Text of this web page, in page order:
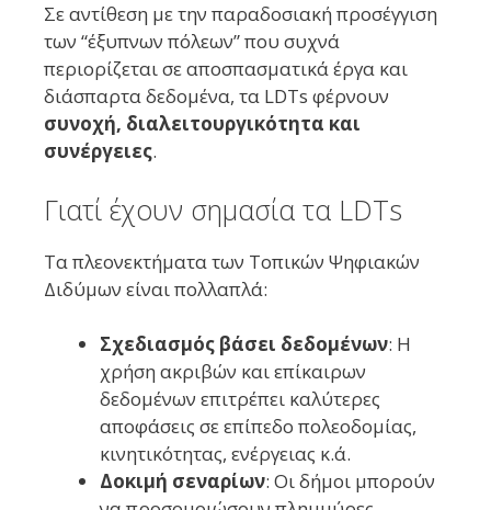
Σε αντίθεση με την παραδοσιακή προσέγγιση
των “έξυπνων πόλεων” που συχνά
περιορίζεται σε αποσπασματικά έργα και
διάσπαρτα δεδομένα, τα LDTs φέρνουν
συνοχή, διαλειτουργικότητα και
συνέργειες.
Γιατί έχουν σημασία τα LDTs
Τα πλεονεκτήματα των Τοπικών Ψηφιακών
Διδύμων είναι πολλαπλά:
Σχεδιασμός βάσει δεδομένων: Η
χρήση ακριβών και επίκαιρων
δεδομένων επιτρέπει καλύτερες
αποφάσεις σε επίπεδο πολεοδομίας,
κινητικότητας, ενέργειας κ.ά.
Δοκιμή σεναρίων: Οι δήμοι μπορούν